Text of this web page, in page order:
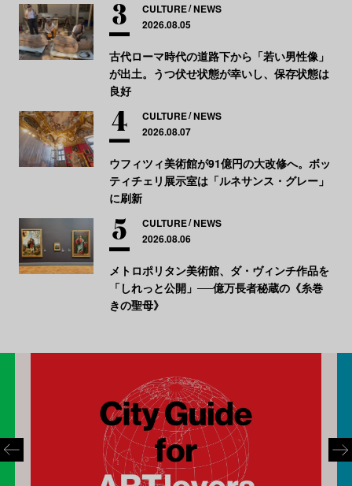
CULTURE NEWS
2026.08.05
古代ローマ時代の道路下から「若い男性像」
が出土。うつ伏せ状態が幸いし、保存状態は
良好
CULTURE NEWS
2026.08.07
ウフィツィ美術館が91億円の大改修へ。ボッ
ティチェリ展示室は「ルネサンス・グレー」
に刷新
CULTURE NEWS
2026.08.06
メトロポリタン美術館、ダ・ヴィンチ作品を
「しれっと公開」──億万長者秘蔵の《糸巻
きの聖母》